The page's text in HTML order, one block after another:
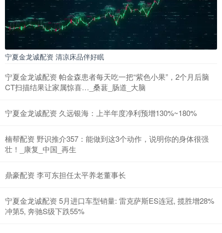
宁夏金龙诚配资 清凉床品伴好眠
宁夏金龙诚配资 帕金森患者每天吃一把“紫色小果”，2个月后脑
CT扫描结果让家属惊喜…_桑葚_肠道_大脑
宁夏金龙诚配资 久远银海：上半年度净利预增130%~180%
楠帮配资 野识推介357：能做到这3个动作，说明你的身体很强
壮！_康复_中国_再生
鼎豪配资 李可东担任太平养老董事长
宁夏金龙诚配资 5月进口车型销量: 雷克萨斯ES连冠, 揽胜增28%
冲第5, 奔驰S级下跌55%